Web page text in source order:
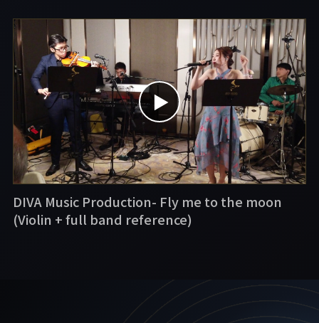
▶
DIVA Music Production- Fly me to the moon
(Violin + full band reference)